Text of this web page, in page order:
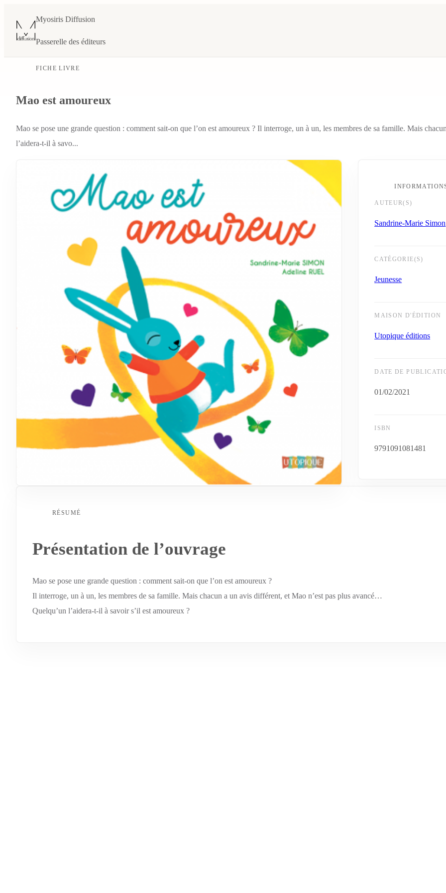
Myosiris Diffusion
Passerelle des éditeurs
FICHE LIVRE
Mao est amoureux
Mao se pose une grande question : comment sait-on que l’on est amoureux ? Il interroge, un à un, les membres de sa famille. Mais
l’aidera-t-il à savo...
AUTEUR(S)
Sandrine-Marie Simon
CATÉGORIE(S)
Jeunesse
MAISON D'ÉDITION
Utopique éditions
DATE DE
01/02/2021
ISBN
9791091081481
RÉSUMÉ
Présentation de l’ouvrage
Mao se pose une grande question : comment sait-on que l’on est amoureux ?
Il interroge, un à un, les membres de sa famille. Mais chacun a un avis différent, et Mao n’est pas plus avancé…
Quelqu’un l’aidera-t-il à savoir s’il est amoureux ?